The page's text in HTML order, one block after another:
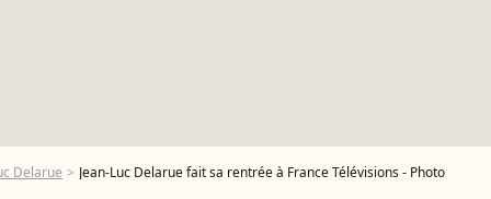
Delarue Jean-Luc Delarue fait sa rentrée à France Télévisions - Photo